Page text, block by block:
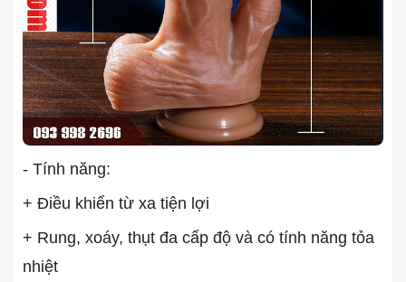
- Tính năng:
+ Điều khiển từ xa tiện lợi
+ Rung, xoáy, thụt đa cấp độ và có tính năng tỏa
nhiệt